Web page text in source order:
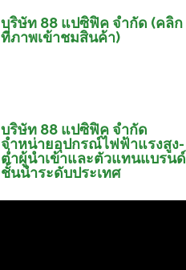
บริษัท 88 แปซิฟิค จำกัด (คลิก
ที่ภาพเข้าชมสินค้า)
บริษัท 88 แปซิฟิค จำกัด
จำหน่ายอุปกรณ์ไฟฟ้าแรงสูง-
ต่ำผู้นำเข้าและตัวแทนแบรนด์
ชั้นนำระดับประเทศ